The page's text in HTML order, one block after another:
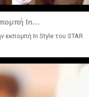
In...
εκπομπή In Style του STAR